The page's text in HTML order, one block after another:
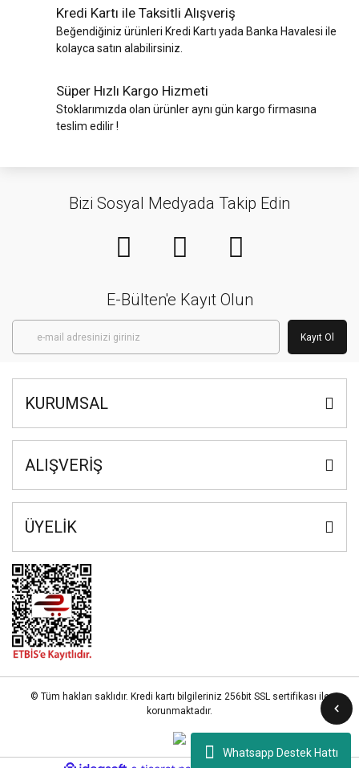
Whatsapp Destek Hattı
Kredi Kartı ile Taksitli Alışveriş
Beğendiğiniz ürünleri Kredi Kartı yada Banka Havalesi ile
kolayca satın alabilirsiniz.
Süper Hızlı Kargo Hizmeti
Stoklarımızda olan ürünler aynı gün kargo firmasına
teslim edilir !
Bizi Sosyal Medyada Takip Edin
E-Bülten'e Kayıt Olun
Kayıt Ol
KURUMSAL
ALIŞVERİŞ
ÜYELİK
© Tüm hakları saklıdır. Kredi kartı bilgileriniz 256bit SSL sertifikası ile
korunmaktadır.